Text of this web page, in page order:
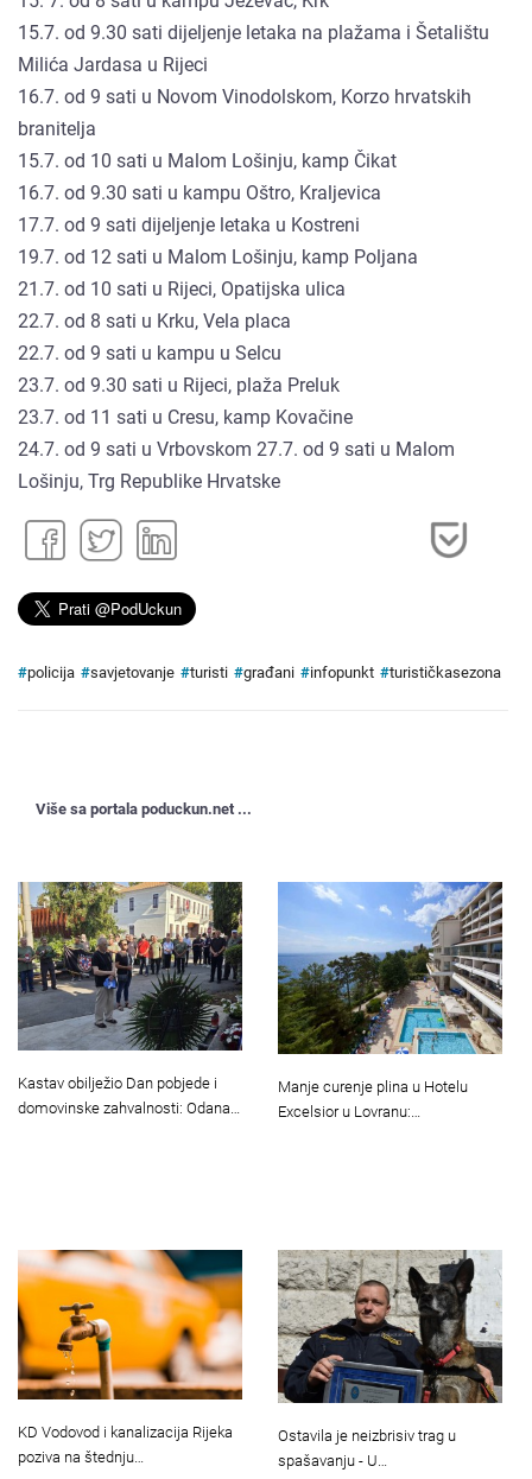
15.7. od 9.30 sati dijeljenje letaka na plažama i Šetalištu
Milića Jardasa u Rijeci
16.7. od 9 sati u Novom Vinodolskom, Korzo hrvatskih
branitelja
15.7. od 10 sati u Malom Lošinju, kamp Čikat
16.7. od 9.30 sati u kampu Oštro, Kraljevica
17.7. od 9 sati dijeljenje letaka u Kostreni
19.7. od 12 sati u Malom Lošinju, kamp Poljana
21.7. od 10 sati u Rijeci, Opatijska ulica
22.7. od 8 sati u Krku, Vela placa
22.7. od 9 sati u kampu u Selcu
23.7. od 9.30 sati u Rijeci, plaža Preluk
23.7. od 11 sati u Cresu, kamp Kovačine
24.7. od 9 sati u Vrbovskom 27.7. od 9 sati u Malom
Lošinju, Trg Republike Hrvatske
#policija #savjetovanje #turisti #građani #infopunkt #turističkasezona
Više sa portala poduckun.net ...
Kastav obilježio Dan pobjede i
domovinske zahvalnosti: Odana…
Manje curenje plina u Hotelu
Excelsior u Lovranu:…
KD Vodovod i kanalizacija Rijeka
poziva na štednju…
Ostavila je neizbrisiv trag u
spašavanju - U…